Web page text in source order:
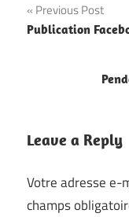
Navigation
de
Previous Post
Publication
Leave a Reply
Votre adresse e-
champs